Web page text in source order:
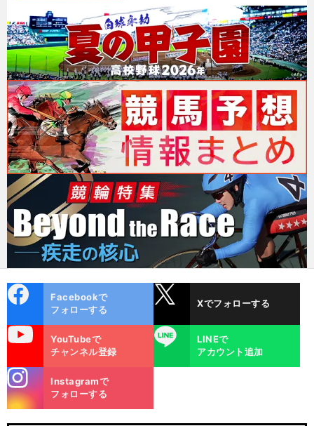
ok
Facebookで
フォローする
Xでフォローする
YouTubeで
チャンネル登録
LINE
LINEで
アカウント追加
m
Instagramで
フォローする